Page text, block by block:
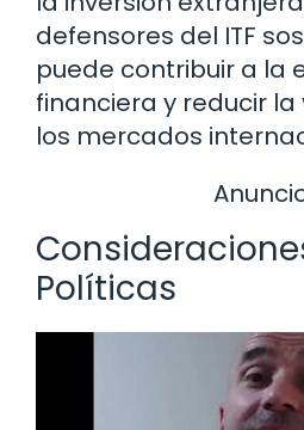
defensores del ITF
puede contribuir a la
financiera y reducir
los mercados
Políticas